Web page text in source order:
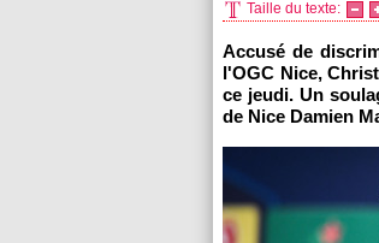
Taille du texte:
Accusé de
l'OGC Nice,
ce jeudi. Un
de Nice Damien